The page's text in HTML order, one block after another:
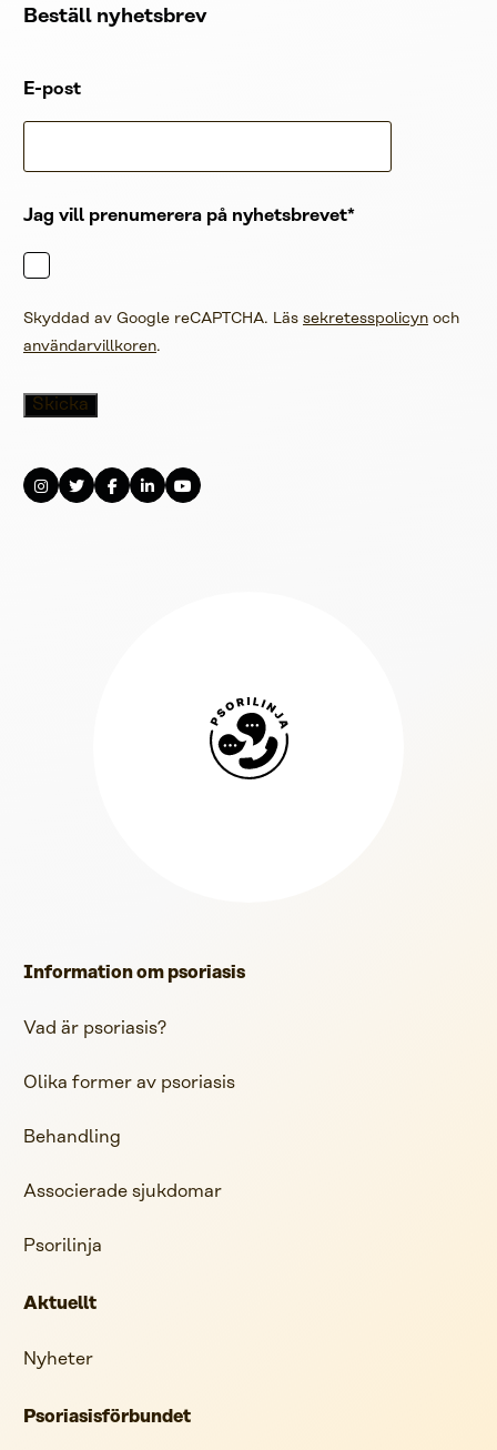
Beställ nyhetsbrev
E-post
Jag vill prenumerera på nyhetsbrevet
Skyddad av Google reCAPTCHA. Läs sekretesspolicyn och
användarvillkoren.
Information om psoriasis
Vad är psoriasis?
Olika former av psoriasis
Behandling
Associerade sjukdomar
Psorilinja
Aktuellt
Nyheter
Psoriasisförbundet